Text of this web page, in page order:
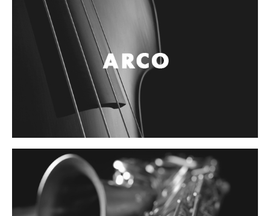
Tornamesa
Mezcladora
Luces Led
Strobos
Maquinas de humo y escenario